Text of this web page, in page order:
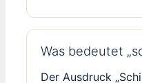
Was bedeutet
Der Ausdruck